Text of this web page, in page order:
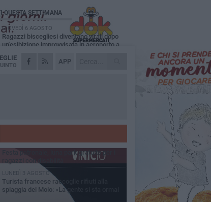
APP
QUESTA SETTIMANA
GIOVEDÌ 6 AGOSTO
Ragazzi biscegliesi diventano virali dopo
un'esibizione improvvisata in aeroporto a
MARTEDÌ 4 AGOSTO
Emergenza caldo, il Comune di Bisceglie
Due auto incendiate nella notte in via Dieta
MERCOLEDÌ 5 AGOSTO
Festa patronale, luna park gratuito per i
LUNEDÌ 3 AGOSTO
Turista francese raccoglie rifiuti alla
spiaggia del Molo: «La gente si sta ormai